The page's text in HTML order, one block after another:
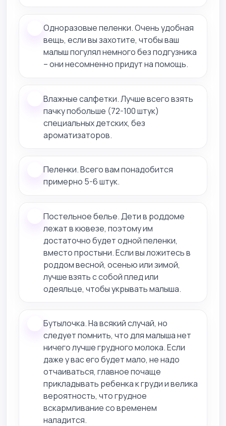
Одноразовые пеленки. Очень удобная
вещь, если вы захотите, чтобы ваш
малыш погулял немного без подгузника
– они несомненно придут на помощь.
Влажные салфетки. Лучше всего взять
пачку побольше (72-100 штук)
специальных детских, без
ароматизаторов.
Пеленки. Всего вам понадобится
примерно 5-6 штук.
Постельное белье. Дети в роддоме
лежат в кювезе, поэтому им
достаточно будет одной пеленки,
вместо простыни. Если вы ложитесь в
роддом весной, осенью или зимой,
лучше взять с собой плед или
одеяльце, чтобы укрывать малыша.
Бутылочка. На всякий случай, но
следует помнить, что для малыша нет
ничего лучше грудного молока. Если
даже у вас его будет мало, не надо
отчаиваться, главное почаще
прикладывать ребенка к груди и велика
вероятность, что грудное
вскармливание со временем
наладится.